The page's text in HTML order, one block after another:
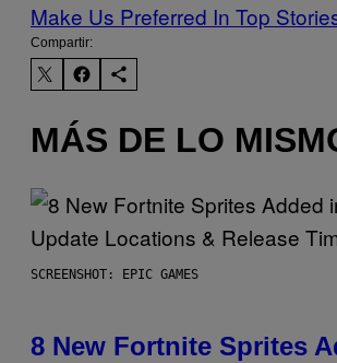
Make Us Preferred In Top
Compartir:
MÁS DE LO
SCREENSHOT: EPIC GAMES
8 New Fortnite Sprites